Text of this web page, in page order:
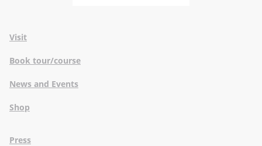
Visit
Book tour/course
News and Events
Shop
Press